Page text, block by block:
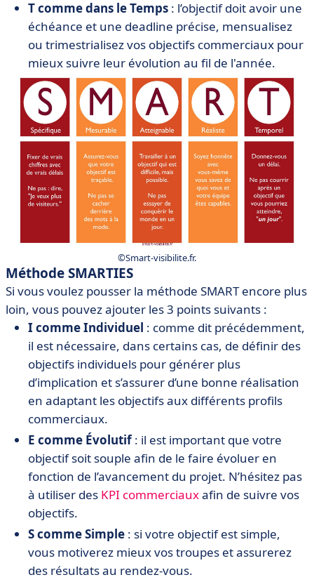
T comme dans le Temps : l’objectif doit avoir une
échéance et une deadline précise, mensualisez
ou trimestrialisez vos objectifs commerciaux pour
mieux suivre leur évolution au fil de l'année.
©Smart-visibilite.fr.
Méthode SMARTIES
Si vous voulez pousser la méthode SMART encore plus
loin, vous pouvez ajouter les 3 points suivants :
I comme Individuel : comme dit précédemment,
il est nécessaire, dans certains cas, de définir des
objectifs individuels pour générer plus
d’implication et s’assurer d’une bonne réalisation
en adaptant les objectifs aux différents profils
commerciaux.
E comme Évolutif: il est important que votre
objectif soit souple afin de le faire évoluer en
fonction de l’avancement du projet. N’hésitez pas
à utiliser des KPI commerciauxafin de suivre vos
objectifs.
S comme Simple : si votre objectif est simple,
vous motiverez mieux vos troupes et assurerez
des résultats au rendez-vous.